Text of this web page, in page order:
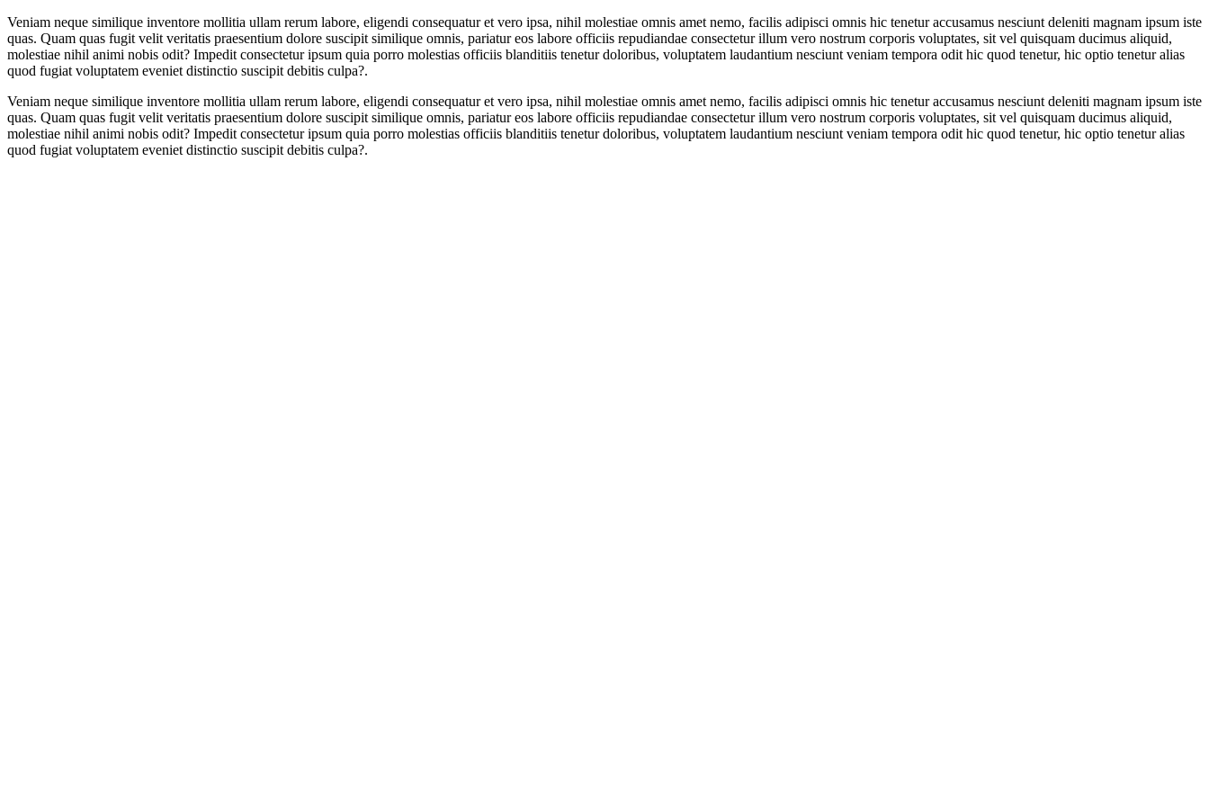
Veniam neque similique inventore mollitia ullam rerum labore, eligendi consequatur et vero ipsa, nihil molestiae omnis amet nemo, facilis adipisci omnis hic tenetur accusamus nesciunt deleniti magnam ipsum iste
quas. Quam quas fugit velit veritatis praesentium dolore suscipit similique omnis, pariatur eos labore officiis repudiandae consectetur illum vero nostrum corporis voluptates, sit vel quisquam ducimus aliquid,
molestiae nihil animi nobis odit? Impedit consectetur ipsum quia porro molestias officiis blanditiis tenetur doloribus, voluptatem laudantium nesciunt veniam tempora odit hic quod tenetur, hic optio tenetur alias
quod fugiat voluptatem eveniet distinctio suscipit debitis culpa?.
Veniam neque similique inventore mollitia ullam rerum labore, eligendi consequatur et vero ipsa, nihil molestiae omnis amet nemo, facilis adipisci omnis hic tenetur accusamus nesciunt deleniti magnam ipsum iste
quas. Quam quas fugit velit veritatis praesentium dolore suscipit similique omnis, pariatur eos labore officiis repudiandae consectetur illum vero nostrum corporis voluptates, sit vel quisquam ducimus aliquid,
molestiae nihil animi nobis odit? Impedit consectetur ipsum quia porro molestias officiis blanditiis tenetur doloribus, voluptatem laudantium nesciunt veniam tempora odit hic quod tenetur, hic optio tenetur alias
quod fugiat voluptatem eveniet distinctio suscipit debitis culpa?.